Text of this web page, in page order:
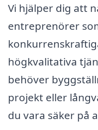
Vi hjälper dig att
entreprenörer
högkvalitativa
behöver
projekt eller
du vara säker på